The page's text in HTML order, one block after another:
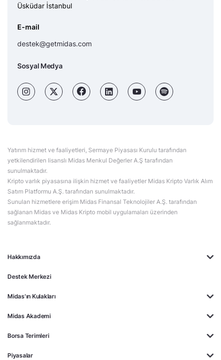
Hakkımızda
Destek Merkezi
Midas'ın Kulakları
Midas Akademi
Borsa Terimleri
Piyasalar
Üsküdar İstanbul
E-mail
destek@getmidas.com
Sosyal Medya
Yatırım hizmet ve faaliyetleri, Sermaye Piyasası Kurulu tarafından
yetkilendirilen lisanslı Midas Menkul Değerler A.Ş tarafından
sunulmaktadır.
Kripto varlık piyasasına ilişkin hizmet ve faaliyetler Midas Kripto Varlık Alım
Satım Platformu A.Ş. tarafından sunulmaktadır.
Sunulan hizmetlere erişim Midas Finansal Teknolojiler A.Ş. tarafından
sağlanan Midas ve Midas Kripto mobil uygulamaları üzerinden
sağlanmaktadır.